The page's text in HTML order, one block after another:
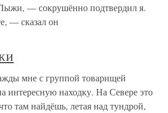
— сокрушённо подтвердил я.
— сказал он
мне с группой товарищей
интересную находку. На Севере это
там найдёшь, летая над тундрой,